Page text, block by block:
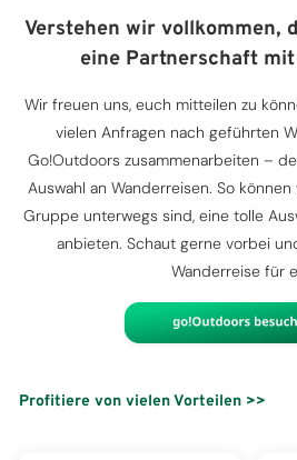
Verstehen wir vollkommen,
eine Partnerschaft
Wir freuen uns, euch mitteilen zu
vielen Anfragen nach geführten
Go!Outdoors zusammenarbeiten –
Auswahl an Wanderreisen. So
Gruppe unterwegs sind, eine tolle
anbieten. Schaut gerne vorbei
Wanderreise für
Profitiere von vielen Vorteilen >>